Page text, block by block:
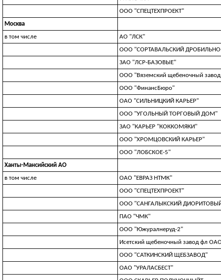
ООО "СПЕЦТЕХПРОЕКТ"
Москва
в том числе
АО "ЛСК"
ООО "СОРТАВАЛЬСКИЙ
ЗАО "ЛСР-БАЗОВЫЕ"
ООО "Вяземский щебеночный
ООО "ФинансБюро"
ОАО "СИЛЬНИЦКИЙ КАРЬЕР"
ООО "УГОЛЬНЫЙ ТОРГОВЫЙ ДОМ"
ЗАО "КАРЬЕР "КОККОМЯКИ"
ООО "ХРОМЦОВСКИЙ КАРЬЕР"
ООО "ЛОБСКОЕ-5"
Ханты-Мансийский АО
в том числе
ОАО "ЕВРАЗ НТМК"
ООО "СПЕЦТЕХПРОЕКТ"
ООО "САНГАЛЫКСКИЙ
ПАО "ЧМК"
ООО "Южуралнеруд-2"
Исетский щебеночный завод фл
ООО "САТКИНСКИЙ ЩЕБЗАВОД"
ОАО "УРАЛАСБЕСТ"